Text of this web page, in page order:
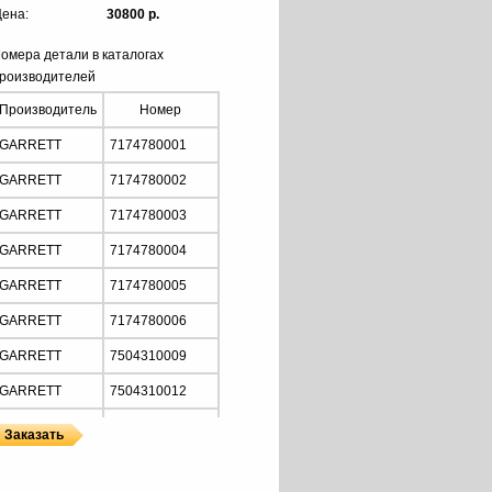
30800 р.
детали в каталогах
Производитель Номер
GARRETT 7174780001
GARRETT 7174780002
GARRETT 7174780003
GARRETT 7174780004
GARRETT 7174780005
GARRETT 7174780006
GARRETT 7504310009
GARRETT 7504310012